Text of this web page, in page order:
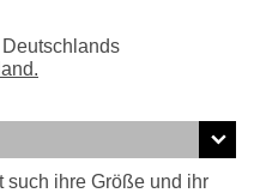
such ihre Größe und ihr